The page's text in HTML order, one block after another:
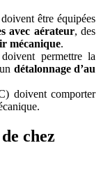
être équipées
avec aérateur, des
mécanique.
permettre la
détalonnage d’au
doivent comporter
chez